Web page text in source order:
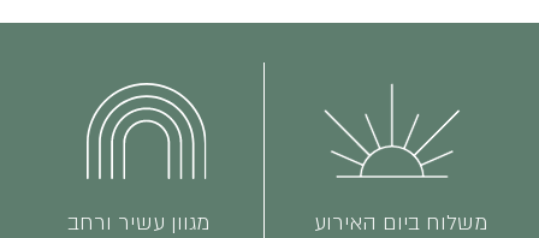
משלוח ביום האירוע מגוון עשיר ורחב